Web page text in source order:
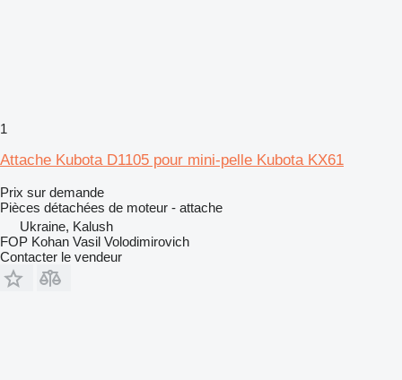
1
Attache Kubota D1105 pour mini-pelle Kubota KX61
Prix sur demande
Pièces détachées de moteur - attache
Ukraine, Kalush
FOP Kohan Vasil Volodimirovich
Contacter le vendeur